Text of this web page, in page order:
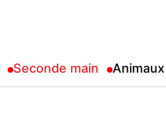
Seconde main Animaux